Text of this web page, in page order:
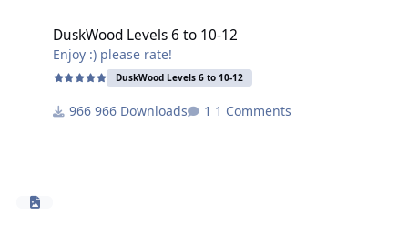
DuskWood Levels 6 to 10-12
Enjoy :) please rate!
DuskWood Levels 6 to 10-12
966 Downloads 1 Comments